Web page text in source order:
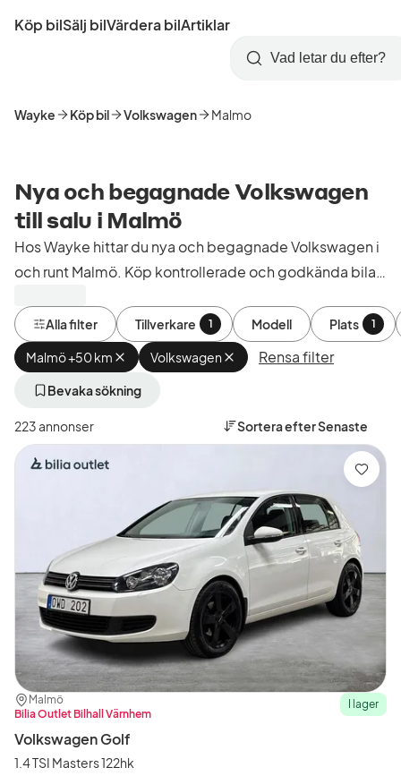
till
Startsida
Köp bilSälj bilVärdera bilArtiklar
Skapa
konto
Logga
in
Sök
Wayke Köp bil Volkswagen Malmo
Nya och begagnade Volkswagen
till salu i Malmö
Hos Wayke hittar du nya och begagnade Volkswagen i
och runt Malmö. Köp kontrollerade och godkända bilar
Alla filter Tillverkare 1 Modell Plats 1
Malmö +50 km Ta
bort
aktivt
Volkswagen Ta
bort
Volkswagen
Rensa filter
Bevaka sökning
223 annonser Sortera efterSenaste
Plats:
Malmö
Återförsäljare:
Bilia Outlet Bilhall Värnhem
I lager
Volkswagen Golf
1.4 TSI Masters 122hk
Spara